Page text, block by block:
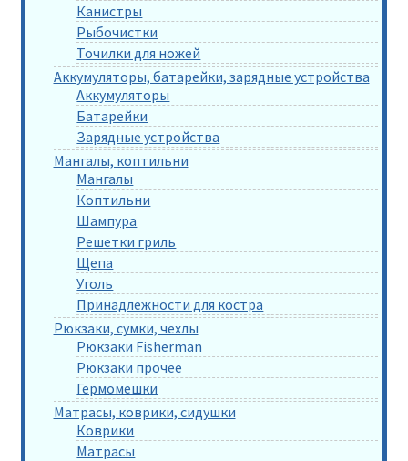
Канистры
Рыбочистки
Точилки для ножей
Аккумуляторы, батарейки, зарядные устройства
Аккумуляторы
Батарейки
Зарядные устройства
Мангалы, коптильни
Мангалы
Коптильни
Шампура
Решетки гриль
Щепа
Уголь
Принадлежности для костра
Рюкзаки, сумки, чехлы
Рюкзаки Fisherman
Рюкзаки прочее
Гермомешки
Матрасы, коврики, сидушки
Коврики
Матрасы